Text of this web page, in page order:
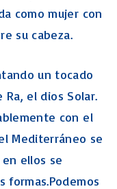
como mujer con
su cabeza.
un tocado
el dios Solar.
con el
Mediterráneo se
ellos se
formas.Podemos